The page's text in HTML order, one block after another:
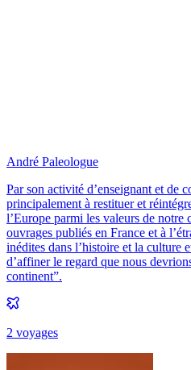
André Paleologue
Par son activité d’enseignant et de
principalement à restituer et
l’Europe parmi les valeurs de notre
ouvrages publiés en France et à
inédites dans l’histoire et la culture
d’affiner le regard que nous
continent”.
2 voyages